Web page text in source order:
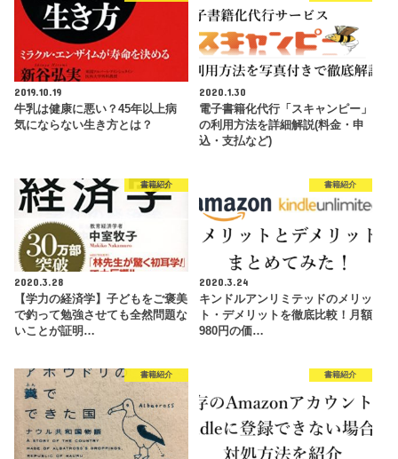
2019.10.19
牛乳は健康に悪い？45年以上病
気にならない生き方とは？
2020.1.30
電子書籍化代行「スキャンピー」
の利用方法を詳細解説(料金・申
込・支払など)
書籍紹介
2020.3.28
【学力の経済学】子どもをご褒美
で釣って勉強させても全然問題な
いことが証明…
書籍紹介
2020.3.24
キンドルアンリミテッドのメリッ
ト・デメリットを徹底比較！月額
980円の価…
書籍紹介 書籍紹介